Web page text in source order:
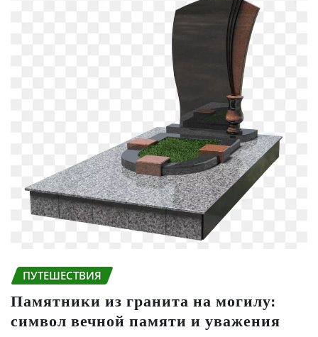
ПУТЕШЕСТВИЯ
Памятники из гранита на могилу:
символ вечной памяти и уважения